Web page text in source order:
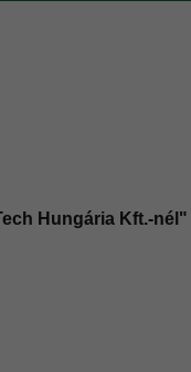
Hungária Kft.-nél"